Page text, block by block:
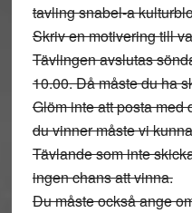
tavling snabel-a
Skriv en motivering till
Tävlingen avslutas
10.00. Då måste du ha
Glöm inte att posta med
du vinner måste vi
Tävlande som inte
ingen chans att vinna.
Du måste också ange